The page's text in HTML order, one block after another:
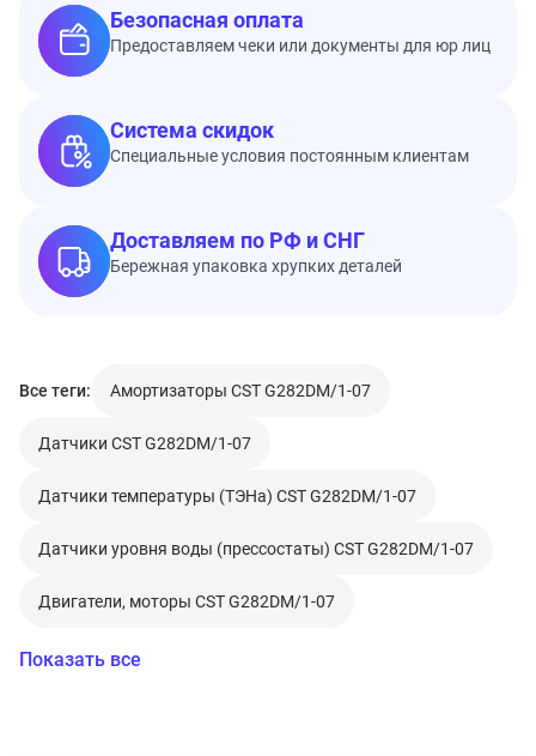
Безопасная оплата
Предоставляем чеки или документы для юр лиц
Система скидок
Специальные условия постоянным клиентам
Доставляем по РФ и СНГ
Бережная упаковка хрупких деталей
Все теги: Амортизаторы CST G282DM/1-07
Датчики CST G282DM/1-07
Датчики температуры (ТЭНа) CST G282DM/1-07
Датчики уровня воды (прессостаты) CST G282DM/1-07
Двигатели, моторы CST G282DM/1-07
Показать все